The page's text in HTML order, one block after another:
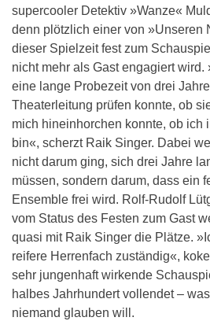
supercooler Detektiv »Wanze«
denn plötzlich einer von »Unseren
dieser Spielzeit fest zum
nicht mehr als Gast engagiert wird.
eine lange Probezeit von drei
Theaterleitung prüfen konnte, ob
mich hineinhorchen konnte, ob ich
bin«, scherzt Raik Singer. Dabei
nicht darum ging, sich drei Jahre
müssen, sondern darum, dass ein
Ensemble frei wird. Rolf-Rudolf
vom Status des Festen zum Gast
quasi mit Raik Singer die Plätze.
reifere Herrenfach zuständig«,
sehr jungenhaft wirkende
halbes Jahrhundert vollendet –
niemand glauben will.